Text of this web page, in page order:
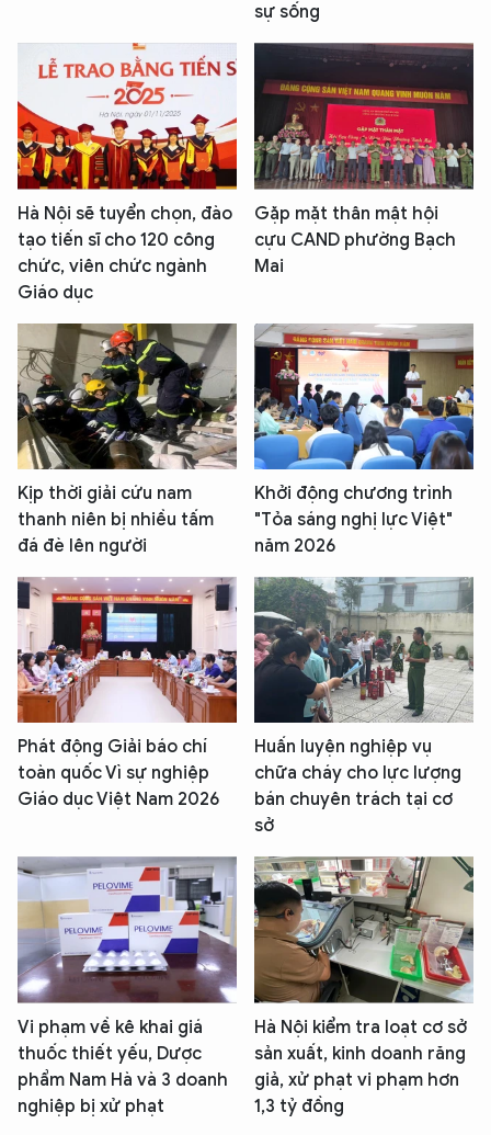
sự sống
Hà Nội sẽ tuyển chọn, đào
tạo tiến sĩ cho 120 công
chức, viên chức ngành
Giáo dục
Gặp mặt thân mật hội
cựu CAND phường Bạch
Mai
Kịp thời giải cứu nam
thanh niên bị nhiều tấm
đá đè lên người
Khởi động chương trình
"Tỏa sáng nghị lực Việt"
năm 2026
Phát động Giải báo chí
toàn quốc Vì sự nghiệp
Giáo dục Việt Nam 2026
Huấn luyện nghiệp vụ
chữa cháy cho lực lượng
bán chuyên trách tại cơ
sở
Vi phạm về kê khai giá
thuốc thiết yếu, Dược
phẩm Nam Hà và 3 doanh
nghiệp bị xử phạt
Hà Nội kiểm tra loạt cơ sở
sản xuất, kinh doanh răng
giả, xử phạt vi phạm hơn
1,3 tỷ đồng